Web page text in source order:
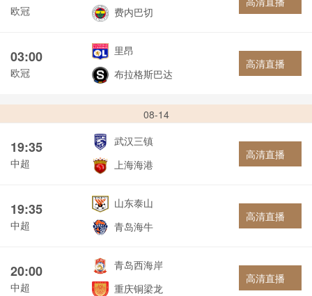
欧冠
费内巴切
03:00
欧冠
里昂
布拉格斯巴达
高清直播
08-14
19:35
中超
武汉三镇
上海海港
高清直播
19:35
中超
山东泰山
青岛海牛
高清直播
20:00
中超
青岛西海岸
重庆铜梁龙
高清直播